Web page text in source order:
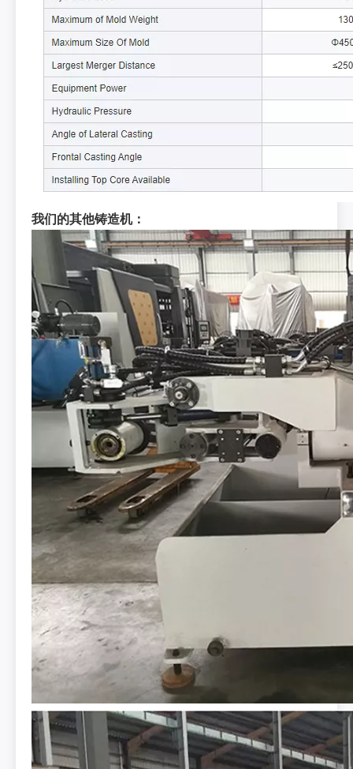
我们的其他铸造机：